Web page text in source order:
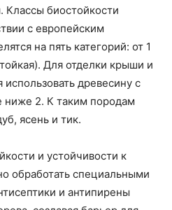
Классы биостойкости
с европейским
на пять категорий: от 1
Для отделки крыши и
древесину с
ниже 2. К таким породам
ясень и тик.
и устойчивости к
обработать специальными
и антипирены